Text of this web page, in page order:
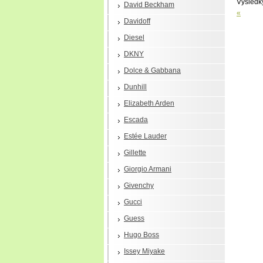
David Beckham
Davidoff
Diesel
DKNY
Dolce & Gabbana
Dunhill
Elizabeth Arden
Escada
Estée Lauder
Gillette
Giorgio Armani
Givenchy
Gucci
Guess
Hugo Boss
Issey Miyake
«